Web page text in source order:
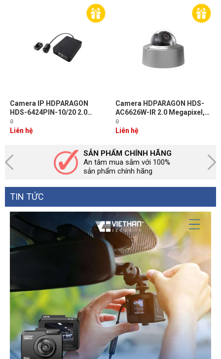
Camera IP HDPARAGON
HDS-6424PIN-10/20 2.0
Megapixel ,PoE, Âm thanh 2
chiều , ống kính Pinhole
0
Liên hệ
Camera HDPARAGON HDS-
AC6626W-IR 2.0 Megapixel,
F2.8-12mm, IR 30m, vỏ hợp
kim thép không gỉ chống ăn
0
Liên hệ
SẢN PHẨM CHÍNH HÃNG
An tâm mua sắm với 100%
sản phẩm chính hãng
TIN TỨC